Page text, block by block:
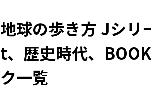
地球の歩き方 Jシ
t、歴史時代、
ク一覧